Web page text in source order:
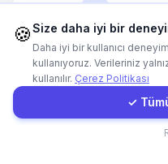
Hatay
İncele
🍪Size daha iyi bir
Daha iyi bir kullanıcı
kullanıyoruz. Verileriniz
kullanılır. Çerez Politikası
✓